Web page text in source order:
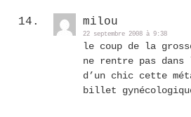
milou
22 septembre 2008 à 9:38
le coup de la
ne rentre pas
d’un chic cette
billet